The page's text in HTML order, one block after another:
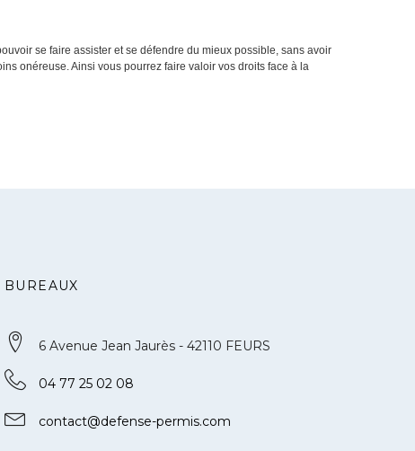
se faire assister et se défendre du mieux possible, sans avoir
onéreuse. Ainsi vous pourrez faire valoir vos droits face à la
BUREAUX
6 Avenue Jean Jaurès - 42110 FEURS
04 77 25 02 08
contact@defense-permis.com